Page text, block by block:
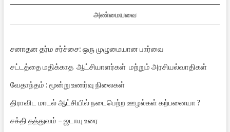
அண்மையவை
சனாதன தர்ம சர்ச்சை: ஒரு முழுமையான பார்வை
சட்டத்தை மதிக்காத ஆட்சியாளர்கள் மற்றும் அரசியல்வாதிகள்
வேதாந்தம் : மூன்று உணர்வு நிலைகள்
திராவிட மாடல் ஆட்சியில் நடைபெற்ற ஊழல்கள் கற்பனையா ?
சக்தி தத்துவம் – ஜடாயு உரை